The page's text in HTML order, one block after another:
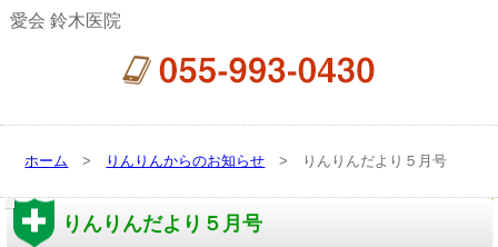
愛会 鈴木医院
ホーム > りんりんからのお知らせ > りんりんだより５月号
りんりんだより５月号